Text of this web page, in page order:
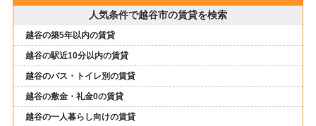
人気条件で越谷市の賃貸を検索
越谷の築5年以内の賃貸
越谷の駅近10分以内の賃貸
越谷のバス・トイレ別の賃貸
越谷の敷金・礼金0の賃貸
越谷の一人暮らし向けの賃貸